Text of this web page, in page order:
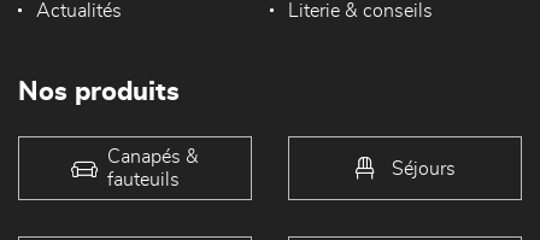
Actualités Literie & conseils
Nos produits
Canapés &
fauteuils
Séjours